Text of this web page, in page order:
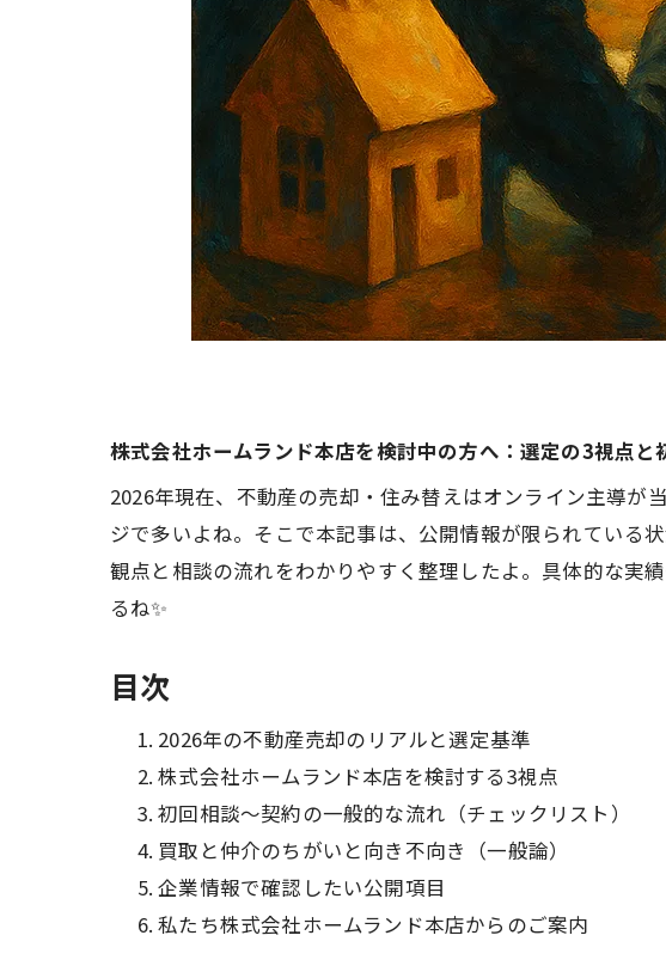
株式会社ホームランド本店を検討中の方へ：選定の3視点と
2026年現在、不動産の売却・住み替えはオンライン主導が
ジで多いよね。そこで本記事は、公開情報が限られている状
観点と相談の流れをわかりやすく整理したよ。具体的な実
るね✨
目次
2026年の不動産売却のリアルと選定基準
株式会社ホームランド本店を検討する3視点
初回相談〜契約の一般的な流れ（チェックリスト）
買取と仲介のちがいと向き不向き（一般論）
企業情報で確認したい公開項目
私たち株式会社ホームランド本店からのご案内